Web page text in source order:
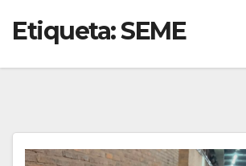
Etiqueta:SEME